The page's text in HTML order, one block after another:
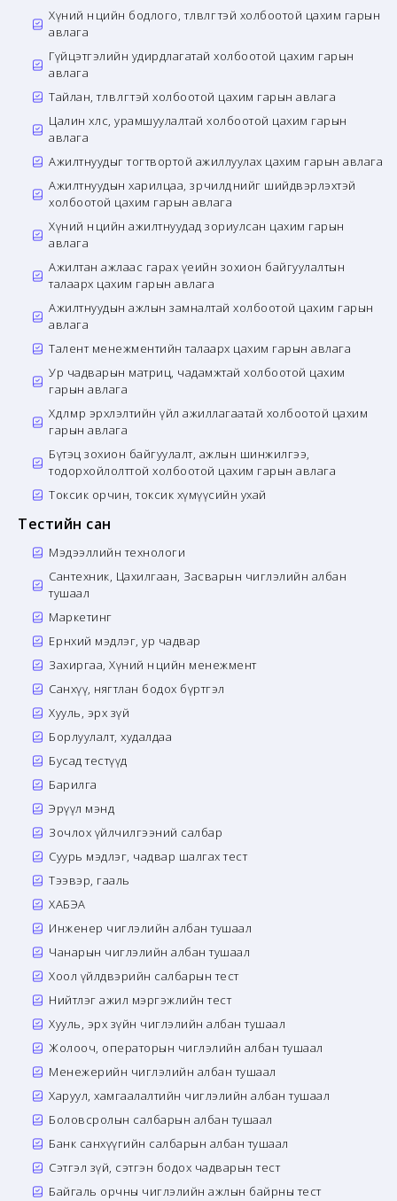
Хүний нөөцийн бодлого, төлөвлөгөөтэй холбоотой цахим гарын
авлага
Гүйцэтгэлийн удирдлагатай холбоотой цахим гарын
авлага
Тайлан, төлөвлөгөөтэй холбоотой цахим гарын авлага
Цалин хөлс, урамшуулалтай холбоотой цахим гарын
авлага
Ажилтнуудыг тогтвортой ажиллуулах цахим гарын авлага
Ажилтнуудын харилцаа, зөрчилдөөнийг шийдвэрлэхтэй
холбоотой цахим гарын авлага
Хүний нөөцийн ажилтнуудад зориулсан цахим гарын
авлага
Ажилтан ажлаас гарах үеийн зохион байгуулалтын
талаарх цахим гарын авлага
Ажилтнуудын ажлын замналтай холбоотой цахим гарын
авлага
Талент менежментийн талаарх цахим гарын авлага
Ур чадварын матриц, чадамжтай холбоотой цахим
гарын авлага
Хөдөлмөр эрхлэлтийн үйл ажиллагаатай холбоотой цахим
гарын авлага
Бүтэц зохион байгуулалт, ажлын шинжилгээ,
тодорхойлолттой холбоотой цахим гарын авлага
Токсик орчин, токсик хүмүүсийн ухай
Тестийн сан
Мэдээллийн технологи
Сантехник, Цахилгаан, Засварын чиглэлийн албан
тушаал
Маркетинг
Ерөнхий мэдлэг, ур чадвар
Захиргаа, Хүний нөөцийн менежмент
Санхүү, нягтлан бодох бүртгэл
Хууль, эрх зүй
Борлуулалт, худалдаа
Бусад тестүүд
Барилга
Эрүүл мэнд
Зочлох үйлчилгээний салбар
Суурь мэдлэг, чадвар шалгах тест
Тээвэр, гааль
ХАБЭА
Инженер чиглэлийн албан тушаал
Чанарын чиглэлийн албан тушаал
Хоол үйлдвэрийн салбарын тест
Нийтлэг ажил мэргэжлийн тест
Хууль, эрх зүйн чиглэлийн албан тушаал
Жолооч, операторын чиглэлийн албан тушаал
Менежерийн чиглэлийн албан тушаал
Харуул, хамгаалалтийн чиглэлийн албан тушаал
Боловсролын салбарын албан тушаал
Банк санхүүгийн салбарын албан тушаал
Сэтгэл зүй, сэтгэн бодох чадварын тест
Байгаль орчны чиглэлийн ажлын байрны тест